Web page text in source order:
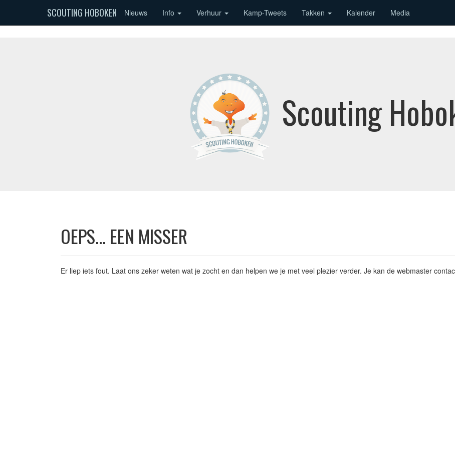
SCOUTING HOBOKEN Nieuws Info Verhuur Kamp-Tweets Takken Kalender Media
Scouting
OEPS... EEN MISSER
Er liep iets fout. Laat ons zeker weten wat je zocht en dan helpen we je met veel plezier verder. Je kan de webmaster